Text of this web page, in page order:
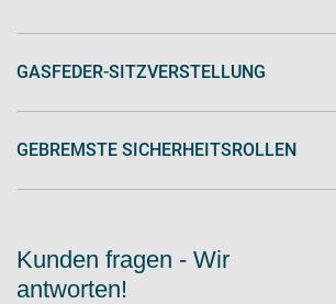
GASFEDER-SITZVERSTELLUNG
GEBREMSTE SICHERHEITSROLLEN
Kunden fragen - Wir
antworten!